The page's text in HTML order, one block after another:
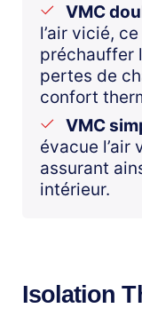
VMC
l’air vicié,
préchauffer
pertes de
confort
VMC
évacue l’air
assurant
intérieur.
Isolation